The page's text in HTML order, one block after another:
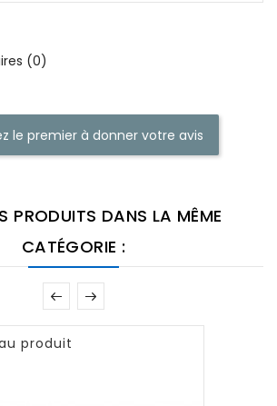
(0)
le premier à donner votre avis
PRODUITS DANS LA MÊME
CATÉGORIE :
produit